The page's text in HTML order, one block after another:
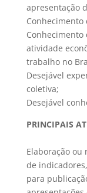
apresentação
Conhecimento
Conhecimento
atividade
trabalho no
Desejável
coletiva;
Desejável
PRINCIPAIS
Elaboração ou
de
para